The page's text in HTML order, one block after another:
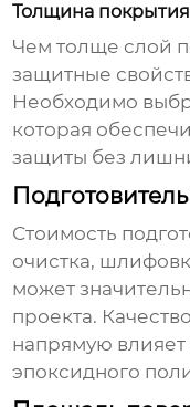
Толщина покрытия
Чем толще слой
защитные
Необходимо
которая
защиты без
Стоимость
очистка,
может
проекта.
напрямую влияет
эпоксидного